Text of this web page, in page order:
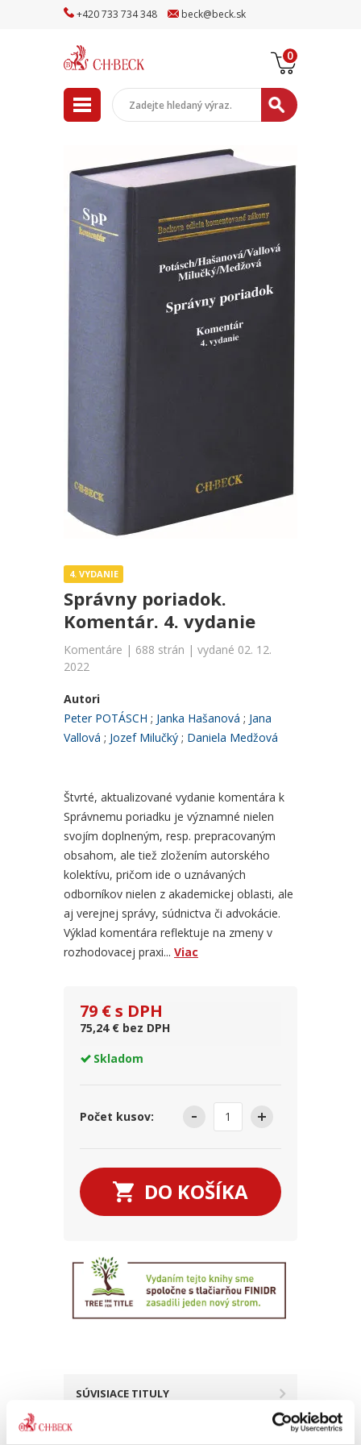
+420733 734348 beck@beck.sk
0
4. VYDANIE
Správny poriadok.
Komentár. 4. vydanie
Komentáre | 688 strán | vydané 02. 12.
2022
Autori
Peter POTÁSCH
Janka Hašanová
Jana
Vallová
Jozef Milučký Daniela Medžová
Štvrté, aktualizované vydanie komentára k
Správnemu poriadku je významné nielen
svojím doplneným, resp. prepracovaným
obsahom, ale tiež zložením autorského
kolektívu, pričom ide o uznávaných
odborníkov nielen z akademickej oblasti, ale
aj verejnej správy, súdnictva či advokácie.
Výklad komentára reflektuje na zmeny v
rozhodovacej praxi... Viac
79 € s DPH
75,24 € bez DPH
Skladom
Počet kusov:
DO KOŠÍKA
SÚVISIACE TITULY